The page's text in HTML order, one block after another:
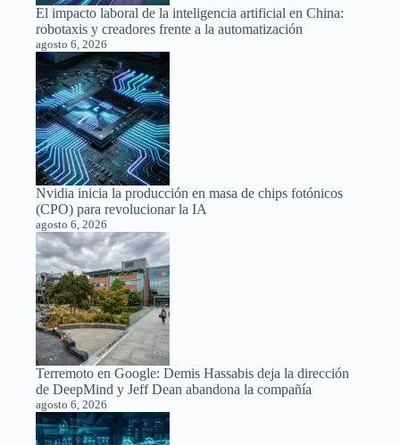
El impacto laboral de la inteligencia artificial en China:
robotaxis y creadores frente a la automatización
agosto 6, 2026
Nvidia inicia la producción en masa de chips fotónicos
(CPO) para revolucionar la IA
agosto 6, 2026
Terremoto en Google: Demis Hassabis deja la dirección
de DeepMind y Jeff Dean abandona la compañía
agosto 6, 2026